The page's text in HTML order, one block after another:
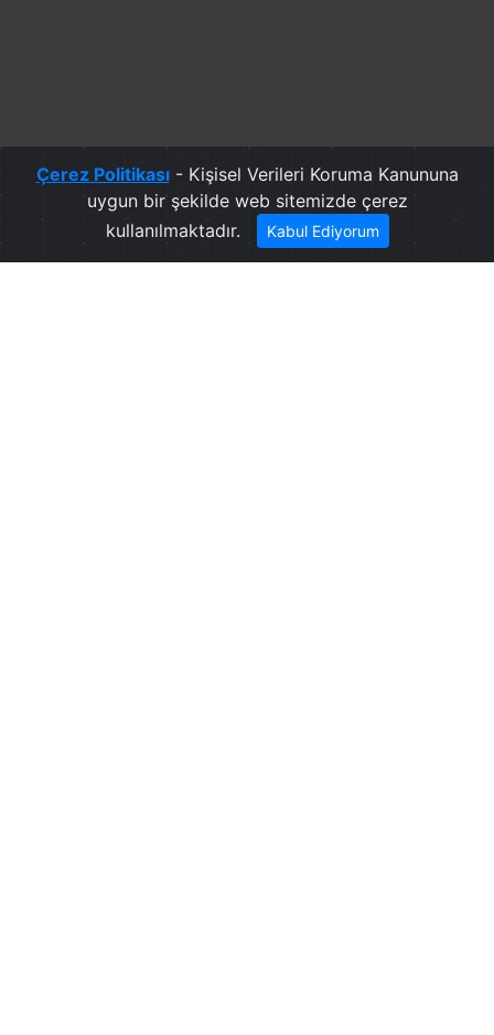
Çerez Politikası- Kişisel Verileri Koruma Kanununa
uygun bir şekilde web sitemizde çerez
kullanılmaktadır.
Kabul Ediyorum